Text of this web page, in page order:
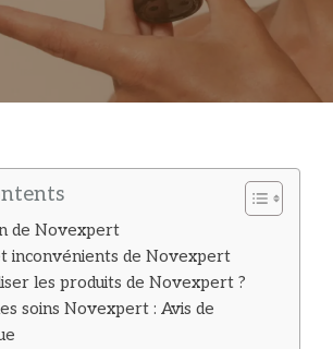
de Novexpert
inconvénients de Novexpert
les produits de Novexpert ?
soins Novexpert : Avis de